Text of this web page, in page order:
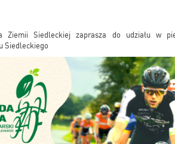
Ziemii Siedleckiej zaprasza do udziału w
Siedleckiego